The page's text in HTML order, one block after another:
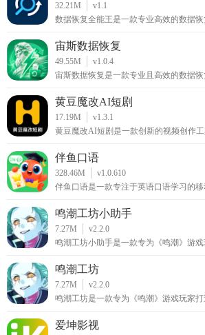
32.21M
v1.1
数据恢复全能王是一款专业高效的数据恢
宙斯数据恢复
49.55M
v1.0.4
宙斯数据恢复是一款专业且高效的数据恢
黄豆魔改AI短剧
17.19M
v1.3.1
黄豆魔改AI短剧是一款创新的视频创作工
伴鱼口语
328.46M
v1.0.610
伴鱼口语是一款专注于英语口语学习的移
鸣潮工坊小助手
7.27M
v2.2.0
鸣潮工坊小助手是一款专为《鸣潮》游戏
鸣潮工坊
7.27M
v2.2.0
鸣潮工坊是一款专为《鸣潮》游戏玩家打
爱坤影视